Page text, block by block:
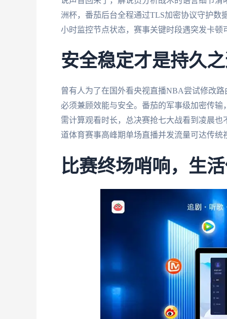
洲杯，番茄后台全程通过TLS加密协议守护数
小时监控节点状态，赛事关键时段遇突发卡
安全稳定才是持久
曾有人为了在国外看央视直播NBA尝试修改
必须兼顾效能与安全。番茄的军事级加密传
需计算观看时长，总决赛抢七大战看到凌晨
道体育赛事高峰期单场直播并发流量可达传统
比赛终场哨响，生